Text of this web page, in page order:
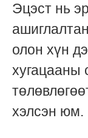
Эцэст нь
олон хүн
хугацааны
хэлсэн юм.